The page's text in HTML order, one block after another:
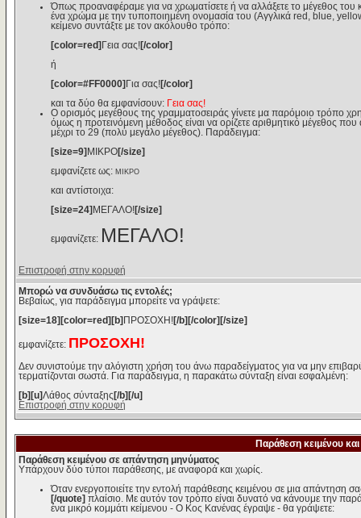
Όπως προαναφέραμε για να χρωματίσετε ή να αλλάξετε το μέγεθος του
ένα χρώμα με την τυποποιημένη ονομασία του (Αγγλικά red, blue,
κείμενο συντάξτε με τον ακόλουθο τρόπο:
[color=red] Γεια σας![/color]
ή
[color=#FF0000] Για σας![/color]
και τα δύο θα εμφανίσουν: Γεια σας!
Ο ορισμός μεγέθους της γραμματοσειράς γίνετε μα παρόμοιο τρόπο
όμως η προτεινόμενη μέθοδος είναι να ορίζετε αριθμητικό μέγεθος που
μέχρι το 29 (πολύ μεγάλο μέγεθος). Παράδειγμα:
[size=9] ΜΙΚΡΟ[/size]
εμφανίζετε ως: ΜΙΚΡΟ
και αντίστοιχα:
[size=24] ΜΕΓΑΛΟ![/size]
εμφανίζετε: ΜΕΓΑΛΟ!
Επιστροφή στην κορυφή
Μπορώ να συνδυάσω τις εντολές;
Βεβαίως, για παράδειγμα μπορείτε να γράψετε:
[size=18][color=red][b]
ΠΡΟΣΟΧΗ! [/b][/color][/size]
εμφανίζετε: ΠΡΟΣΟΧΗ!
Δεν συνιστούμε την αλόγιστη χρήση του άνω παραδείγματος για να μην
τερματίζονται σωστά. Για παράδειγμα, η παρακάτω σύνταξη είναι εσφαλμένη:
[b][u] Λάθος σύνταξης [/b][/u]
Επιστροφή στην κορυφή
Παράθεση κειμένου
Παράθεση κειμένου σε απάντηση μηνύματος
Υπάρχουν δύο τύποι παράθεσης, με αναφορά και χωρίς.
Όταν ενεργοποιείτε την εντολή παράθεσης κειμένου σε μια απάντηση
[/quote] πλαίσιο. Με αυτόν τον τρόπο είναι δυνατό να κάνουμε την
ένα μικρό κομμάτι κείμενου - Ο Κος Κανένας έγραψε - θα γράψετε: